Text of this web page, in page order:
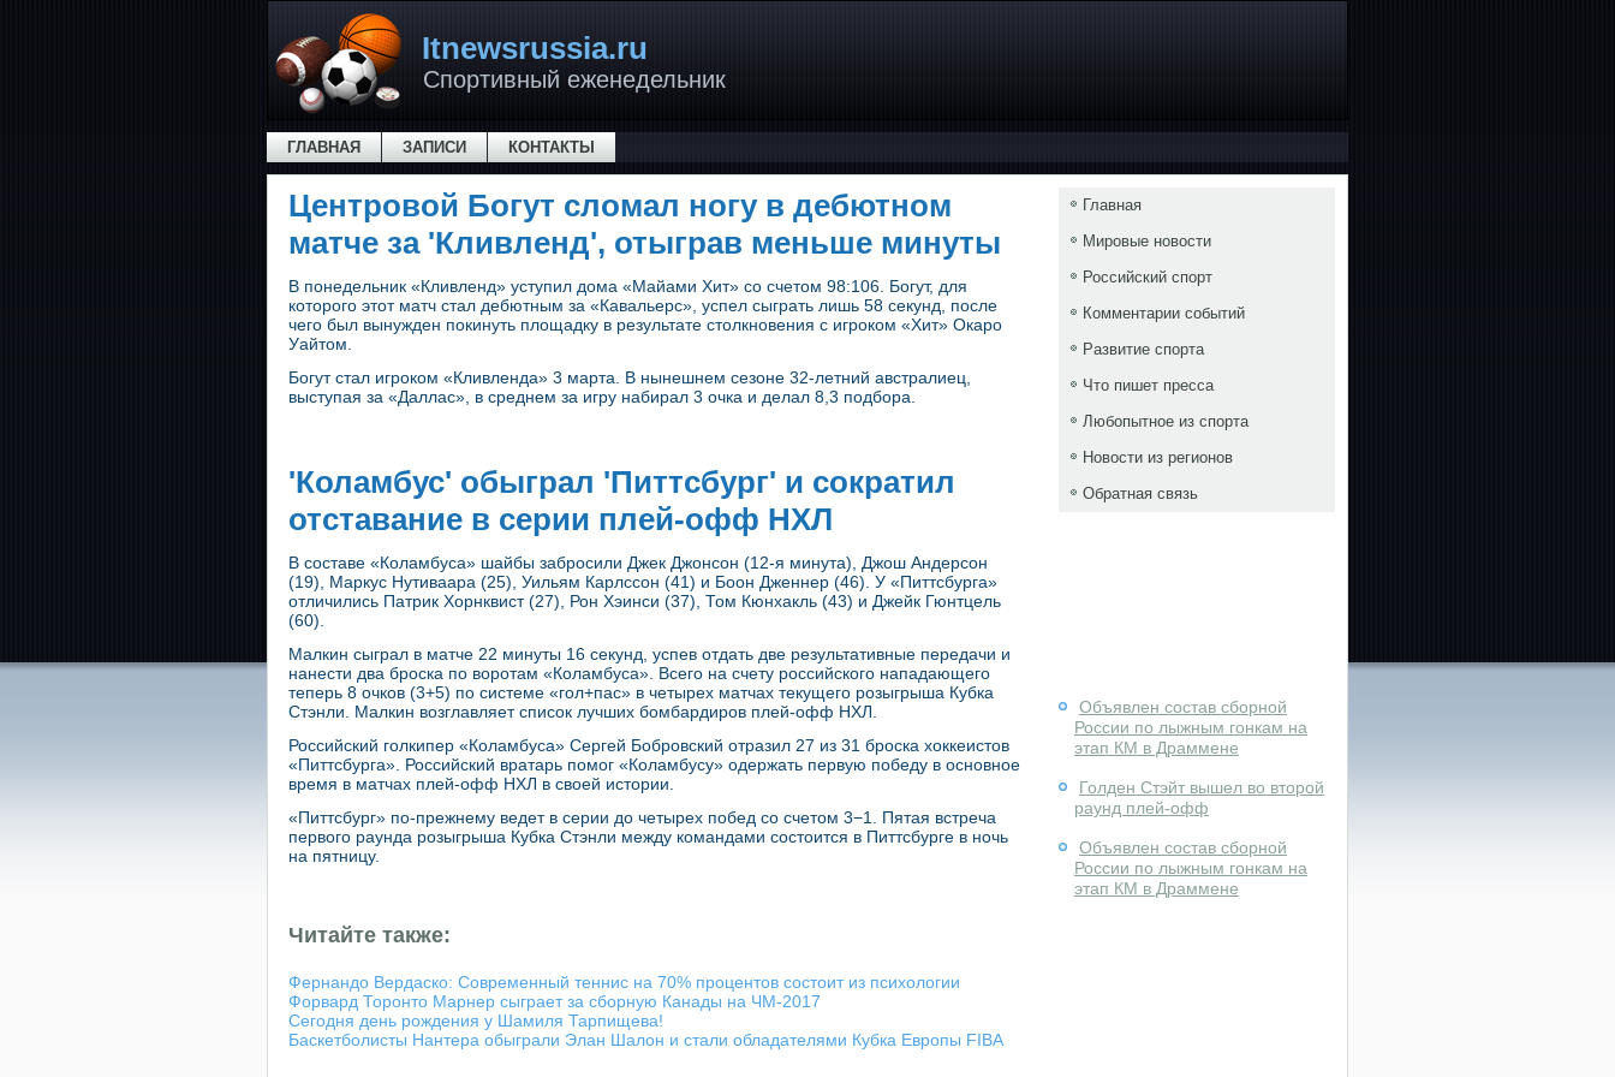
Itnewsrussia.ru
Спортивный еженедельник
ГЛАВНАЯ ЗАПИСИ КОНТАКТЫ
Центровой Богут сломал ногу в дебютном
матче за 'Кливленд', отыграв меньше минуты
В понедельник «Кливленд» уступил дома «Майами Хит» со счетом 98:106. Богут, для
которого этот матч стал дебютным за «Кавальерс», успел сыграть лишь 58 секунд, после
чего был вынужден покинуть площадку в результате столкновения с игроком «Хит» Окаро
Уайтом.
Богут стал игроком «Кливленда» 3 марта. В нынешнем сезоне 32-летний австралиец,
выступая за «Даллас», в среднем за игру набирал 3 очка и делал 8,3 подбора.
'Коламбус' обыграл 'Питтсбург' и сократил
отставание в серии плей-офф НХЛ
В составе «Коламбуса» шайбы забросили Джек Джонсон (12-я минута), Джош Андерсон
(19), Маркус Нутиваара (25), Уильям Карлссон (41) и Боон Дженнер (46). У «Питтсбурга»
отличились Патрик Хорнквист (27), Рон Хэинси (37), Том Кюнхакль (43) и Джейк Гюнтцель
(60).
Малкин сыграл в матче 22 минуты 16 секунд, успев отдать две результативные передачи и
нанести два броска по воротам «Коламбуса». Всего на счету российского нападающего
теперь 8 очков (3+5) по системе «гол+пас» в четырех матчах текущего розыгрыша Кубка
Стэнли. Малкин возглавляет список лучших бомбардиров плей-офф НХЛ.
Российский голкипер «Коламбуса» Сергей Бобровский отразил 27 из 31 броска хоккеистов
«Питтсбурга». Российский вратарь помог «Коламбусу» одержать первую победу в основное
время в матчах плей-офф НХЛ в своей истории.
«Питтсбург» по-прежнему ведет в серии до четырех побед со счетом 3−1. Пятая встреча
первого раунда розыгрыша Кубка Стэнли между командами состоится в Питтсбурге в ночь
на пятницу.
Читайте также:
Фернандо Вердаско: Современный теннис на 70% процентов состоит из психологии
Форвард Торонто Марнер сыграет за сборную Канады на ЧМ-2017
Сегодня день рождения у Шамиля Тарпищева!
Баскетболисты Нантера обыграли Элан Шалон и стали обладателями Кубка Европы FIBA
Главная
Мировые новости
Российский спорт
Комментарии событий
Развитие спорта
Что пишет пресса
Любопытное из спорта
Новости из регионов
Обратная связь
Объявлен состав сборной
России по лыжным гонкам на
этап КМ в Драммене
Голден Стэйт вышел во второй
раунд плей-офф
Объявлен состав сборной
России по лыжным гонкам на
этап КМ в Драммене